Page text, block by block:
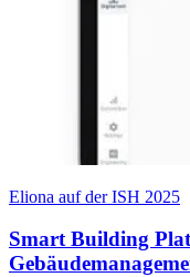
Eliona auf der ISH 2025
Smart Building